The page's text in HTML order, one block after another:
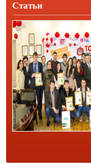
Статьи